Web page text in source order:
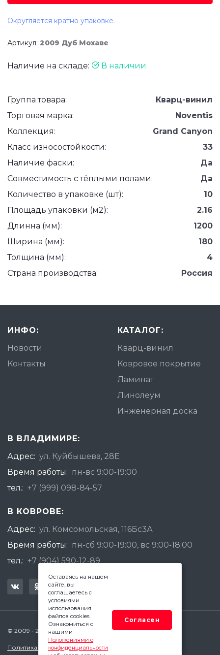
Округляется кратно упаковке.
Артикул: 2009 Дуб Мохаве
Наличие на складе: В наличии
Группа товара:
Кварц-винил
Торговая марка:
Noventis
Коллекция:
Grand Canyon
Класс износостойкости:
33
Наличие фаски:
Да
Совместимость с тёплыми полами:
Да
Количество в упаковке (шт):
10
Площадь упаковки (м2):
2.16
Длинна (мм):
1200
Ширина (мм):
180
Толщина (мм):
4
Страна производства:
Россия
ИНФО:
Новости
Контакты
КАТАЛОГ:
Кварц-винил
Ковровое покрытие
Ламинат
Линолеум
Инженерная доска
В ВЛАДИМИРЕ:
Адрес: ул. Куйбышева, 28Е
Время работы: пн-вс 9:00-19:00
тел.: +7 (999) 098-84-57
В КОВРОВЕ:
Адрес: ул. Комсомольская, 116Бс3А
Время работы: пн-сб 9:00-19:00, вс 9:00-18:00
тел.: +7 (904) 590-12-89
© 2009 - 2026 Квадратный Метр - Ковров
Политика конфиденциальности
Оставаясь на нашем
сайте, вы
соглашаетесь с
условиями
использования
файлов cookies.
Ознакомиться с
нашими
Положениями о
конфиденциальности
Согласен